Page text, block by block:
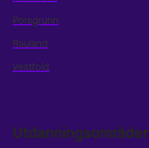
Porsgrunn
Rauland
Vestfold
Utdanningsområder